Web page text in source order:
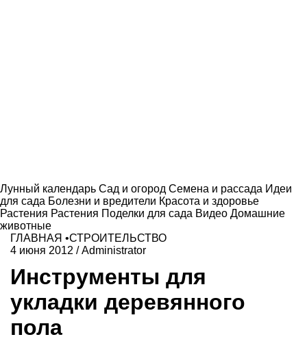
Лунный календарь Сад и огород Семена и рассада Идеи
для сада Болезни и вредители Красота и здоровье
Растения Растения Поделки для сада Видео Домашние
животные
ГЛАВНАЯ •СТРОИТЕЛЬСТВО
4 июня 2012 /Administrator
Инструменты для
укладки деревянного
пола